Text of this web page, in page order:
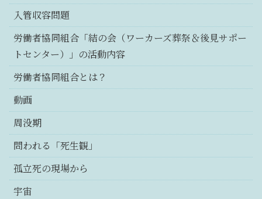
入管収容問題
労働者協同組合「結の会（ワーカーズ葬祭＆後見サポー
トセンター）」の活動内容
労働者協同組合とは？
動画
周没期
問われる「死生観」
孤立死の現場から
宇宙